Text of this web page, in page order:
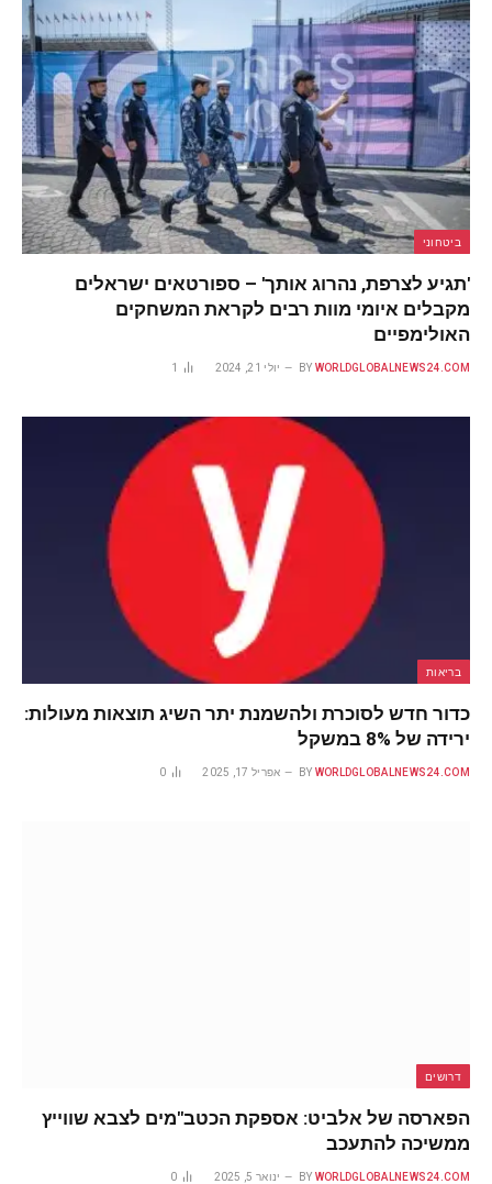
ביטחוני
'תגיע לצרפת, נהרוג אותך' – ספורטאים ישראלים
מקבלים איומי מוות רבים לקראת המשחקים
האולימפיים
BY WORLDGLOBALNEWS24.COM יולי 21, 2024 1
בריאות
כדור חדש לסוכרת ולהשמנת יתר השיג תוצאות מעולות:
ירידה של 8% במשקל
BY WORLDGLOBALNEWS24.COM אפריל 17, 2025 0
דרושים
הפארסה של אלביט: אספקת הכטב"מים לצבא שווייץ
ממשיכה להתעכב
BY WORLDGLOBALNEWS24.COM ינואר 5, 2025 0